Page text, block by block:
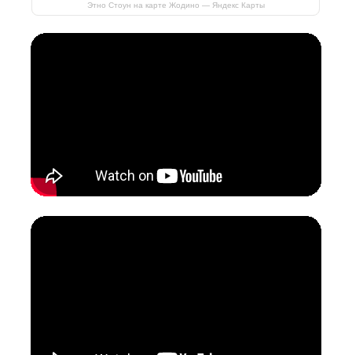
Этно Стоун на карте Жодино — Яндекс Карты